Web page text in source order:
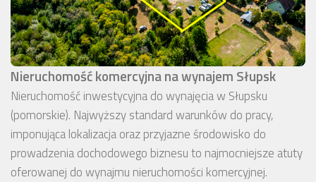
Nieruchomość komercyjna na wynajem Słupsk
Nieruchomość inwestycyjna do wynajęcia w Słupsku
(pomorskie). Najwyższy standard warunków do pracy,
imponująca lokalizacja oraz przyjazne środowisko do
prowadzenia dochodowego biznesu to najmocniejsze atuty
oferowanej do wynajmu nieruchomości komercyjnej.